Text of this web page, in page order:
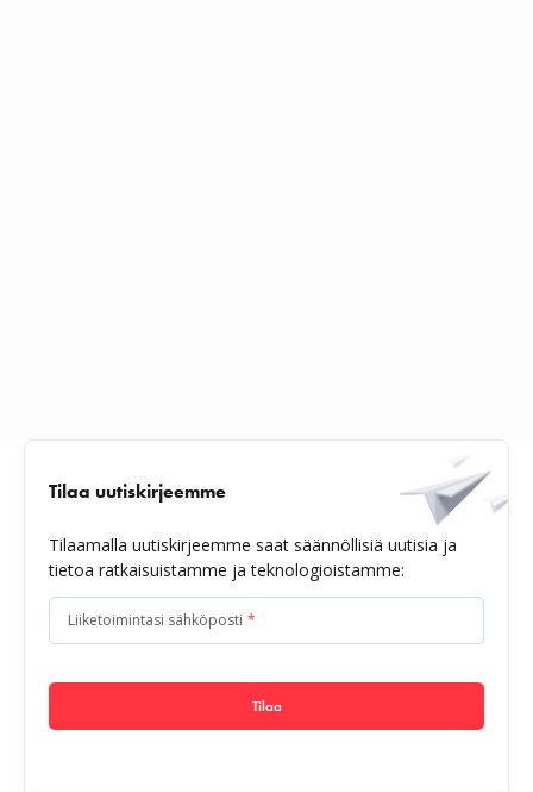
Tilaa uutiskirjeemme
Tilaamalla uutiskirjeemme saat säännöllisiä uutisia ja
tietoa ratkaisuistamme ja teknologioistamme:
Liiketoimintasi sähköposti *
Tilaa